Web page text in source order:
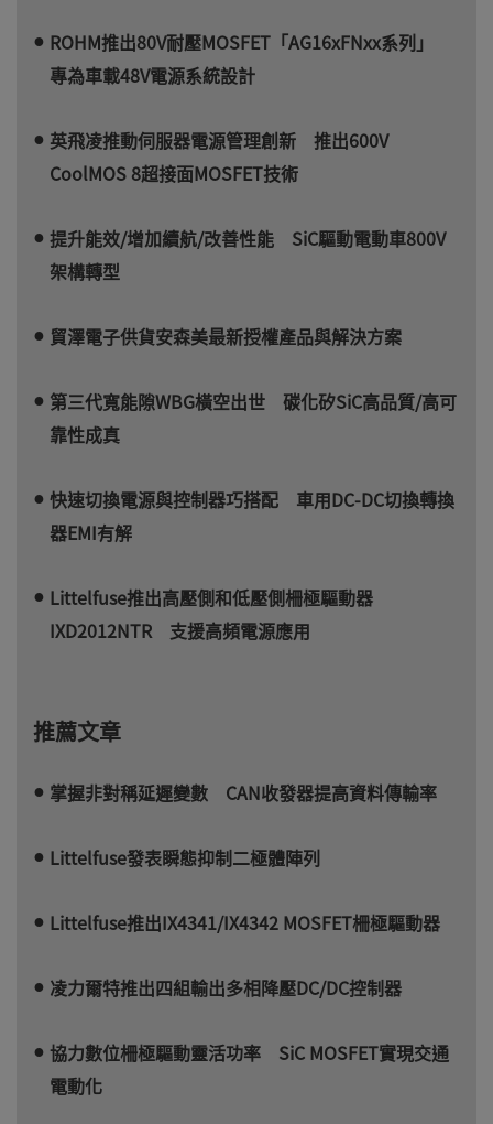
ROHM推出80V耐壓MOSFET「AG16xFNxx系列」
專為車載48V電源系統設計
英飛凌推動伺服器電源管理創新 推出600V
CoolMOS 8超接面MOSFET技術
提升能效/增加續航/改善性能 SiC驅動電動車800V
架構轉型
貿澤電子供貨安森美最新授權產品與解決方案
第三代寬能隙WBG橫空出世 碳化矽SiC高品質/高可
靠性成真
快速切換電源與控制器巧搭配 車用DC-DC切換轉換
器EMI有解
Littelfuse推出高壓側和低壓側柵極驅動器
IXD2012NTR 支援高頻電源應用
推薦文章
掌握非對稱延遲變數 CAN收發器提高資料傳輸率
Littelfuse發表瞬態抑制二極體陣列
Littelfuse推出IX4341/IX4342 MOSFET柵極驅動器
凌力爾特推出四組輸出多相降壓DC/DC控制器
協力數位柵極驅動靈活功率 SiC MOSFET實現交通
電動化